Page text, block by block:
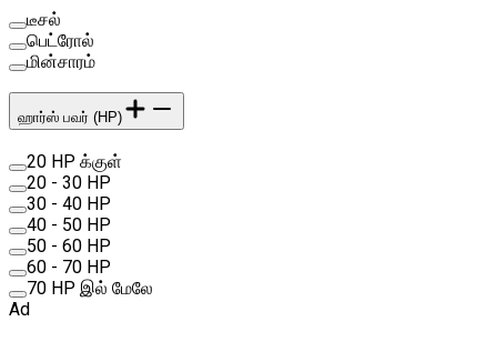
டீசல்
பெட்ரோல்
மின்சாரம்
ஹார்ஸ் பவர் (HP)
20 HP க்குள்
20 - 30 HP
30 - 40 HP
40 - 50 HP
50 - 60 HP
60 - 70 HP
70 HP இல் மேலே
Ad